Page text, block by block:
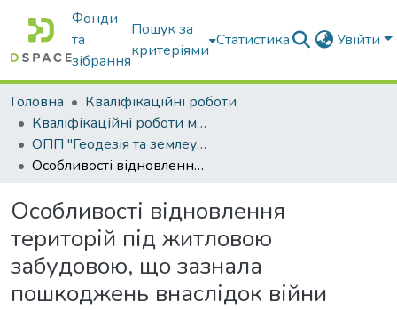
Фонди
та
зібрання
Пошук за
критеріями
Статистика Увійти
Головна
Кваліфікаційні роботи
Кваліфікаційні роботи магістрів
ОПП "Геодезія та землеустрій"
Особливості відновлення територій під житловою забудовою, що зазнала пошкоджень внаслідок війни
Особливості відновлення
територій під житловою
забудовою, що зазнала
пошкоджень внаслідок війни